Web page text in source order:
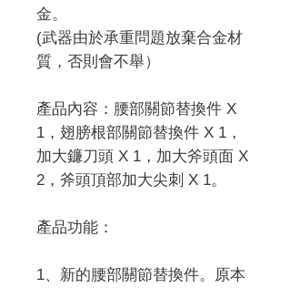
金。
(武器由於承重問題放棄合金材
質，否則會不舉）
產品內容：腰部關節替換件 X
1，翅膀根部關節替換件 X 1，
加大鐮刀頭 X 1，加大斧頭面 X
2，斧頭頂部加大尖刺 X 1。
產品功能：
1、新的腰部關節替換件。原本